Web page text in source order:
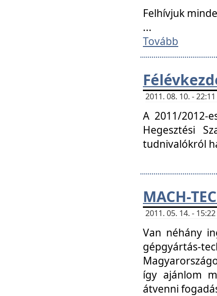
Felhívjuk
...
Tovább
2011. 08. 10. -
A 2011/2012-
Hegesztési
tudnivalókról
MACH-
2011. 05. 14. -
Van néhány
gépgyártás-
így ajánlom
átvenni